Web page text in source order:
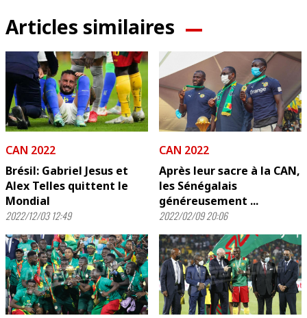
Articles similaires
CAN 2022
Brésil: Gabriel Jesus et
Alex Telles quittent le
Mondial
2022/12/03 12:49
CAN 2022
Après leur sacre à la CAN,
les Sénégalais
généreusement ...
2022/02/09 20:06